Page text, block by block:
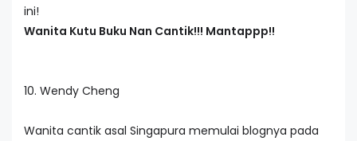
ini!
Wanita Kutu Buku Nan Cantik!!! Mantappp!!
10. Wendy Cheng
Wanita cantik asal Singapura memulai blognya pada